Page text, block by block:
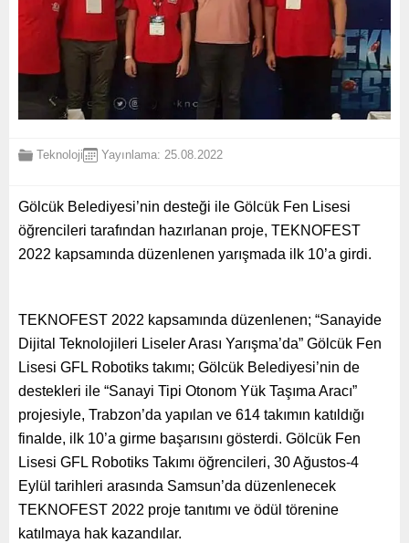
Teknoloji Yayınlama: 25.08.2022
Gölcük Belediyesi’nin desteği ile Gölcük Fen Lisesi
öğrencileri tarafından hazırlanan proje, TEKNOFEST
2022 kapsamında düzenlenen yarışmada ilk 10’a girdi.
TEKNOFEST 2022 kapsamında düzenlenen; “Sanayide
Dijital Teknolojileri Liseler Arası Yarışma’da” Gölcük Fen
Lisesi GFL Robotiks takımı; Gölcük Belediyesi’nin de
destekleri ile “Sanayi Tipi Otonom Yük Taşıma Aracı”
projesiyle, Trabzon’da yapılan ve 614 takımın katıldığı
finalde, ilk 10’a girme başarısını gösterdi. Gölcük Fen
Lisesi GFL Robotiks Takımı öğrencileri, 30 Ağustos-4
Eylül tarihleri arasında Samsun’da düzenlenecek
TEKNOFEST 2022 proje tanıtımı ve ödül törenine
katılmaya hak kazandılar.